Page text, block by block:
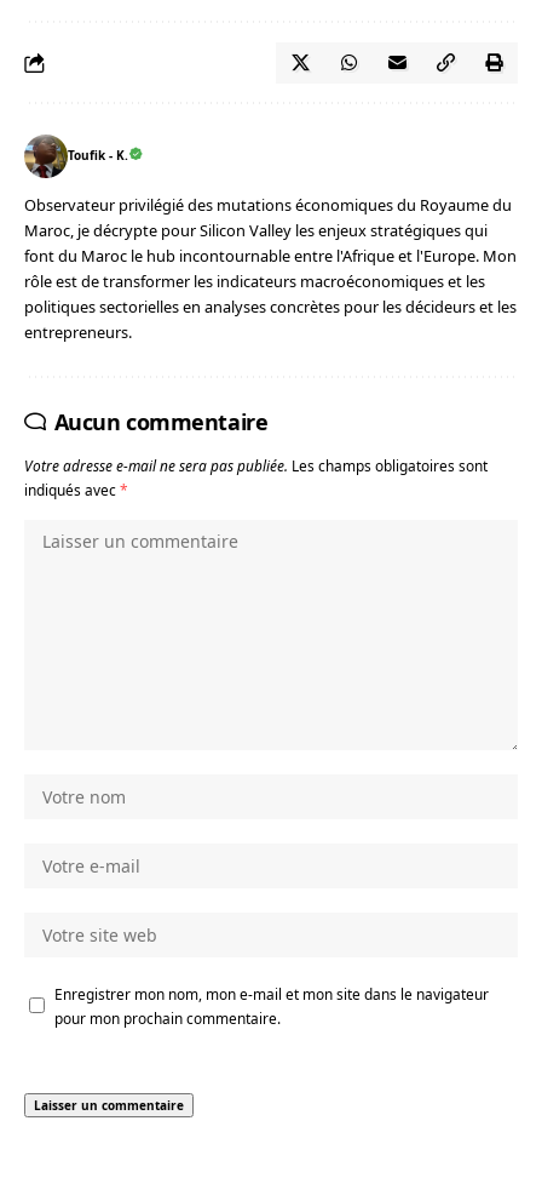
Toufik - K.
Observateur privilégié des mutations économiques du Royaume du
Maroc, je décrypte pour Silicon Valley les enjeux stratégiques qui
font du Maroc le hub incontournable entre l'Afrique et l'Europe. Mon
rôle est de transformer les indicateurs macroéconomiques et les
politiques sectorielles en analyses concrètes pour les décideurs et les
entrepreneurs.
Aucun commentaire
Votre adresse e-mail ne sera pas publiée. Les champs obligatoires sont
indiqués avec*
Enregistrer mon nom, mon e-mail et mon site dans le navigateur
pour mon prochain commentaire.